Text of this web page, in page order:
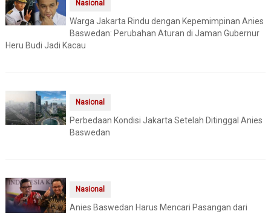
Nasional
Warga Jakarta Rindu dengan Kepemimpinan Anies
Baswedan: Perubahan Aturan di Jaman Gubernur
Heru Budi Jadi Kacau
Nasional
Perbedaan Kondisi Jakarta Setelah Ditinggal Anies
Baswedan
Nasional
Anies Baswedan Harus Mencari Pasangan dari